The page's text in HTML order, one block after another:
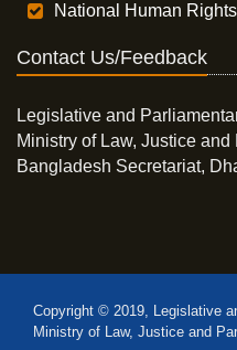
National Human
Contact Us/Feedback
Legislative and
Ministry of Law, Justice
Bangladesh Secretariat,
Copyright © 2019, Legislative
Ministry of Law, Justice and